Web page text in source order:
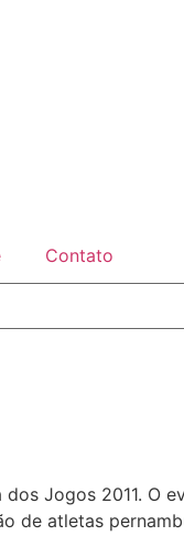
Contato
Jogos 2011. O
de atletas